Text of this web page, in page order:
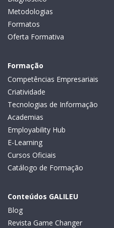
Metodologias
Formatos
Oferta Formativa
Formação
Competências Empresariais
Criatividade
Tecnologias de Informação
Academias
Employability Hub
E-Learning
Cursos Oficiais
Catálogo de Formação
Conteúdos GALILEU
Blog
Revista Game Changer